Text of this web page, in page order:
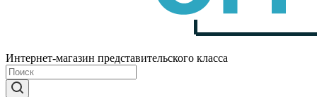
Интернет-магазин представительского класса